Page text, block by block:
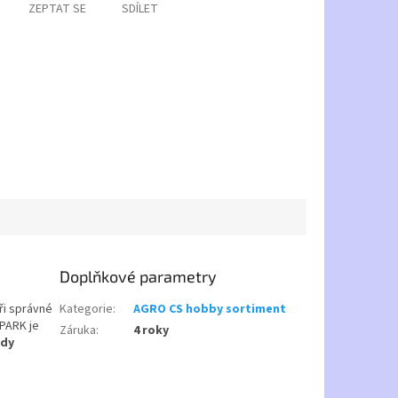
ZEPTAT SE SDÍLET
správné
je
Doplňkové parametry
Kategorie:
AGRO CS hobby sortiment
Záruka: 4 roky